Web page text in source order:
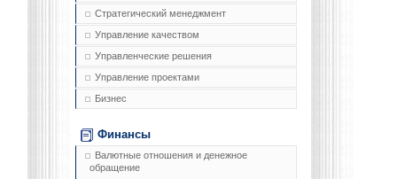
Стратегический менеджмент
Управление качеством
Управленческие решения
Управление проектами
Бизнес
Финансы
Валютные отношения и денежное
обращение